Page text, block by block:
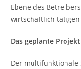
Ebene des
wirtschaftlich tätigen
Das geplante Projekt
Der multifunktionale